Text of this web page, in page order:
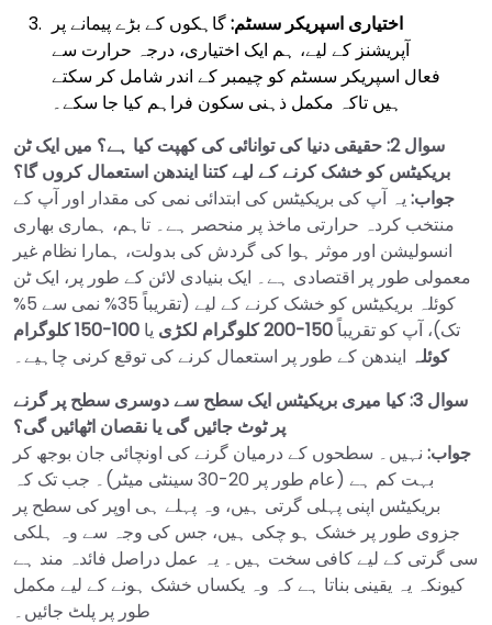
اختیاری اسپریکر سسٹم:گاہکوں کے بڑے پیمانے پر
آپریشنز کے لیے، ہم ایک اختیاری، درجہ حرارت سے
فعال اسپریکر سسٹم کو چیمبر کے اندر شامل کر سکتے
ہیں تاکہ مکمل ذہنی سکون فراہم کیا جا سکے۔
سوال 2: حقیقی دنیا کی توانائی کی کھپت کیا ہے؟ میں ایک ٹن
بریکیٹس کو خشک کرنے کے لیے کتنا ایندھن استعمال کروں گا؟
جواب:یہ آپ کی بریکیٹس کی ابتدائی نمی کی مقدار اور آپ کے
منتخب کردہ حرارتی ماخذ پر منحصر ہے۔ تاہم، ہماری بھاری
انسولیشن اور موثر ہوا کی گردش کی بدولت، ہمارا نظام غیر
معمولی طور پر اقتصادی ہے۔ ایک بنیادی لائن کے طور پر، ایک ٹن
کوئلہ بریکیٹس کو خشک کرنے کے لیے (تقریباً 35% نمی سے 5%
تک)، آپ کو تقریباً150-200 کلوگرام لکڑی یا
100-150 کلوگرام
کوئلہ ایندھن کے طور پر استعمال کرنے کی توقع کرنی چاہیے۔
سوال 3: کیا میری بریکیٹس ایک سطح سے دوسری سطح پر گرنے
پر ٹوٹ جائیں گی یا نقصان اٹھائیں گی؟
جواب: نہیں۔ سطحوں کے درمیان گرنے کی اونچائی جان بوجھ کر
بہت کم ہے (عام طور پر 20-30 سینٹی میٹر)۔ جب تک کہ
بریکیٹس اپنی پہلی گرتی ہیں، وہ پہلے ہی اوپر کی سطح پر
جزوی طور پر خشک ہو چکی ہیں، جس کی وجہ سے وہ ہلکی
سی گرتی کے لیے کافی سخت ہیں۔ یہ عمل دراصل فائدہ مند ہے
کیونکہ یہ یقینی بناتا ہے کہ وہ یکساں خشک ہونے کے لیے مکمل
طور پر پلٹ جائیں۔